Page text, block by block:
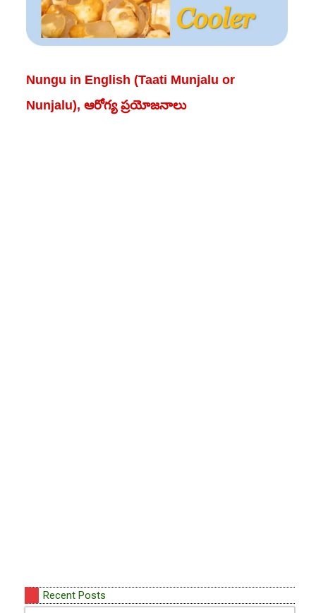
Nungu in English (Taati Munjalu or
Nunjalu), ఆరోగ్య ప్రయోజనాలు
Recent Posts